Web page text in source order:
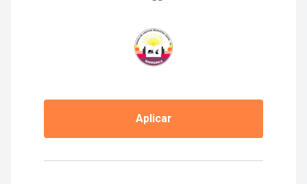
Aplicar